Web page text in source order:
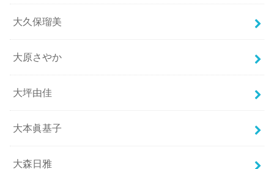
大久保瑠美
大原さやか
大坪由佳
大本眞基子
大森日雅